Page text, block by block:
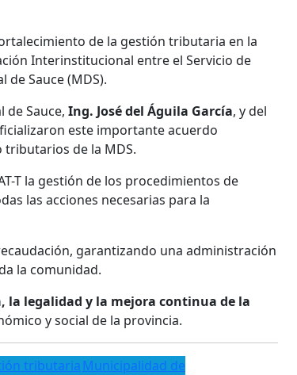
de la gestión tributaria en la
Interinstitucional entre el Servicio de
Sauce (MDS).
de Sauce, Ing. José del Águila García, y del
este importante acuerdo
de la MDS.
T la gestión de los procedimientos de
las acciones necesarias para la
garantizando una administración
la comunidad.
la legalidad y la mejora continua de la
y social de la provincia.
tributaria Municipalidad de